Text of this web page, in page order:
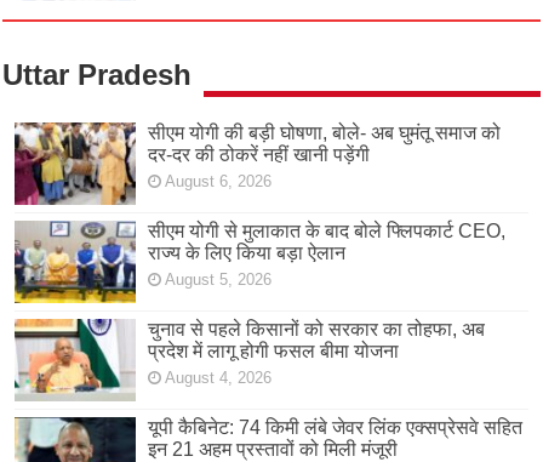
Uttar Pradesh
सीएम योगी की बड़ी घोषणा, बोले- अब घुमंतू समाज को
दर-दर की ठोकरें नहीं खानी पड़ेंगी
August 6, 2026
सीएम योगी से मुलाकात के बाद बोले फ्लिपकार्ट CEO,
राज्य के लिए किया बड़ा ऐलान
August 5, 2026
चुनाव से पहले किसानों को सरकार का तोहफा, अब
प्रदेश में लागू होगी फसल बीमा योजना
August 4, 2026
यूपी कैबिनेट: 74 किमी लंबे जेवर लिंक एक्सप्रेसवे सहित
इन 21 अहम प्रस्तावों को मिली मंजूरी